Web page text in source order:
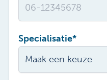
Specialisatie*